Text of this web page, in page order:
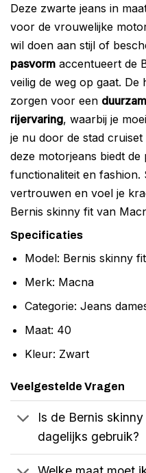
Deze zwarte jeans in
voor de vrouwelijke
wil doen aan stijl of
pasvorm accentueert de
veilig de weg op gaat. De
zorgen voor een
rijervaring, waarbij je
je nu door de stad
deze motorjeans biedt
functionaliteit en fashion.
vertrouwen en voel je
Bernis skinny fit van
Specificaties
Model: Bernis skinny
Merk: Macna
Categorie: Jeans
Maat: 40
Kleur: Zwart
Veelgestelde Vragen
Is de Bernis
dagelijks gebruik?